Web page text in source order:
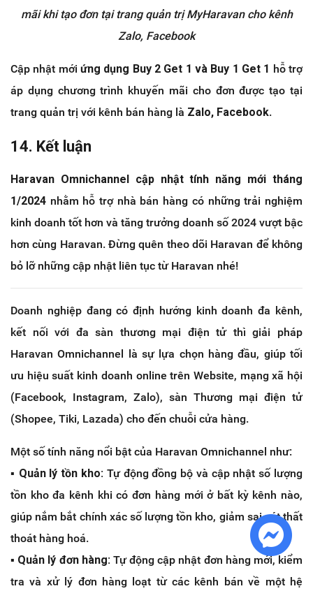
mãi khi tạo đơn tại trang quản trị MyHaravan cho kênh
Zalo, Facebook
Cập nhật mới ứng dụng Buy 2 Get 1 và Buy 1 Get 1 hỗ trợ
áp dụng chương trình khuyến mãi cho đơn được tạo tại
trang quản trị với kênh bán hàng là Zalo, Facebook.
14. Kết luận
Haravan Omnichannel cập nhật tính năng mới tháng
1/2024 nhằm hỗ trợ nhà bán hàng có những trải nghiệm
kinh doanh tốt hơn và tăng trưởng doanh số 2024 vượt bậc
hơn cùng Haravan. Đừng quên theo dõi Haravan để không
bỏ lỡ những cập nhật liên tục từ Haravan nhé!
Doanh nghiệp đang có định hướng kinh doanh đa kênh,
kết nối với đa sàn thương mại điện tử thì giải pháp
Haravan Omnichannel là sự lựa chọn hàng đầu, giúp tối
ưu hiệu suất kinh doanh online trên Website, mạng xã hội
(Facebook, Instagram, Zalo), sàn Thương mại điện tử
(Shopee, Tiki, Lazada) cho đến chuỗi cửa hàng.
Một số tính năng nổi bật của Haravan Omnichannel như:
▪️ Quản lý tồn kho:Tự động đồng bộ và cập nhật số lượng
tồn kho đa kênh khi có đơn hàng mới ở bất kỳ kênh nào,
giúp nắm bắt chính xác số lượng tồn kho, giảm sai sót thất
thoát hàng hoá.
▪️ Quản lý đơn hàng:Tự động cập nhật đơn hàng mới, kiểm
tra và xử lý đơn hàng loạt từ các kênh bán về một hệ